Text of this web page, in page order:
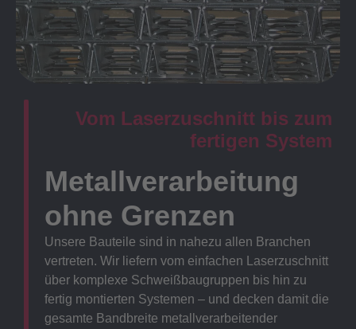
Vom Laserzuschnitt bis zum
fertigen System
Metallverarbeitung
ohne Grenzen
Unsere Bauteile sind in nahezu allen Branchen
vertreten. Wir liefern vom einfachen Laserzuschnitt
über komplexe Schweißbaugruppen bis hin zu
fertig montierten Systemen – und decken damit die
gesamte Bandbreite metallverarbeitender